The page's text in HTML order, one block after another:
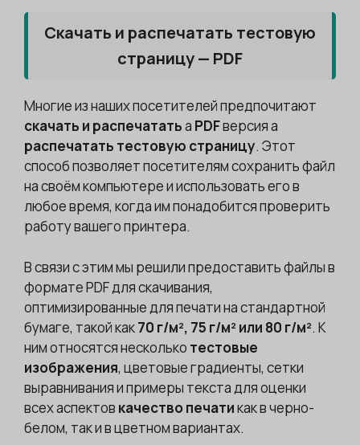
Скачать и распечатать тестовую
страницу — PDF
Многие из наших посетителей предпочитают
скачать и распечататьa PDFверсия а
распечатать тестовую страницу. Этот
способ позволяет посетителям сохранить файл
на своём компьютере и использовать его в
любое время, когда им понадобится проверить
работу вашего принтера.
В связи с этим мы решили предоставить файлы в
формате PDF для скачивания,
оптимизированные для печати на стандартной
бумаге, такой как70 г/м², 75 г/м² или 80 г/м². К
ним относятся несколько тестовые
изображения, цветовые градиенты, сетки
выравнивания и примеры текста для оценки
всех аспектов качество печатикак в черно-
белом, так и в цветном вариантах.